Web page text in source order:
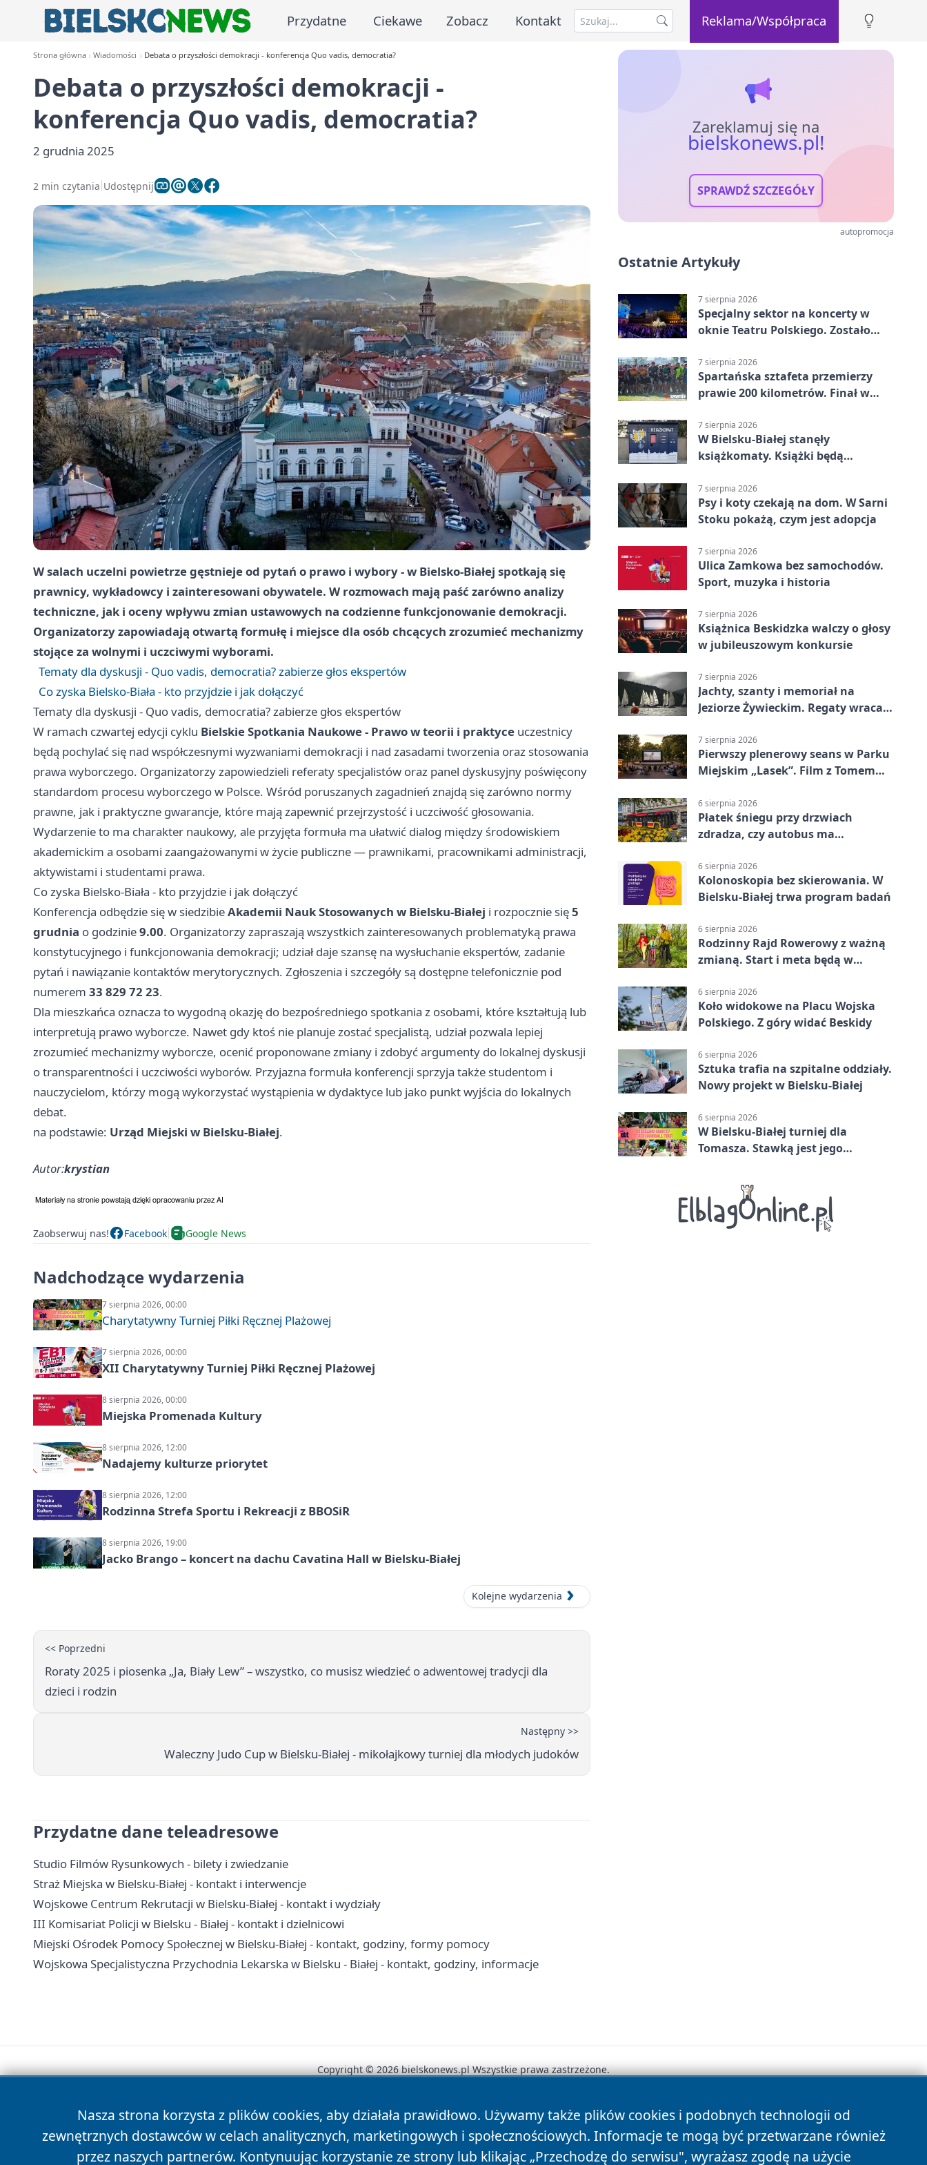
Przydatne Ciekawe Zobacz Kontakt Reklama/Współpraca
Strona główna Wiadomości Debata o przyszłości demokracji - konferencja Quo vadis, democratia?
Debata o przyszłości demokracji -
konferencja Quo vadis, democratia?
2 grudnia 2025
2 min czytania Udostępnij
W salach uczelni powietrze gęstnieje od pytań o prawo i wybory - w Bielsko‑Białej spotkają się
prawnicy, wykładowcy i zainteresowani obywatele. W rozmowach mają paść zarówno analizy
techniczne, jak i oceny wpływu zmian ustawowych na codzienne funkcjonowanie demokracji.
Organizatorzy zapowiadają otwartą formułę i miejsce dla osób chcących zrozumieć mechanizmy
stojące za wolnymi i uczciwymi wyborami.
Tematy dla dyskusji - Quo vadis, democratia? zabierze głos ekspertów
Co zyska Bielsko-Biała - kto przyjdzie i jak dołączyć
Tematy dla dyskusji - Quo vadis, democratia? zabierze głos ekspertów
W ramach czwartej edycji cyklu Bielskie Spotkania Naukowe - Prawo w teorii i praktyce uczestnicy
będą pochylać się nad współczesnymi wyzwaniami demokracji i nad zasadami tworzenia oraz stosowania
prawa wyborczego. Organizatorzy zapowiedzieli referaty specjalistów oraz panel dyskusyjny poświęcony
standardom procesu wyborczego w Polsce. Wśród poruszanych zagadnień znajdą się zarówno normy
prawne, jak i praktyczne gwarancje, które mają zapewnić przejrzystość i uczciwość głosowania.
Wydarzenie to ma charakter naukowy, ale przyjęta formuła ma ułatwić dialog między środowiskiem
akademickim a osobami zaangażowanymi w życie publiczne — prawnikami, pracownikami administracji,
aktywistami i studentami prawa.
Co zyska Bielsko-Biała - kto przyjdzie i jak dołączyć
Konferencja odbędzie się w siedzibieAkademii Nauk Stosowanych w Bielsku‑Białej i rozpocznie się5
grudnia o godzinie9.00. Organizatorzy zapraszają wszystkich zainteresowanych problematyką prawa
konstytucyjnego i funkcjonowania demokracji; udział daje szansę na wysłuchanie ekspertów, zadanie
pytań i nawiązanie kontaktów merytorycznych. Zgłoszenia i szczegóły są dostępne telefonicznie pod
numerem 33 829 72 23.
Dla mieszkańca oznacza to wygodną okazję do bezpośredniego spotkania z osobami, które kształtują lub
interpretują prawo wyborcze. Nawet gdy ktoś nie planuje zostać specjalistą, udział pozwala lepiej
zrozumieć mechanizmy wyborcze, ocenić proponowane zmiany i zdobyć argumenty do lokalnej dyskusji
o transparentności i uczciwości wyborów. Przyjazna formuła konferencji sprzyja także studentom i
nauczycielom, którzy mogą wykorzystać wystąpienia w dydaktyce lub jako punkt wyjścia do lokalnych
debat.
na podstawie: Urząd Miejski w Bielsku-Białej.
Autor:krystian
Zaobserwuj nas! Facebook Google News
Nadchodzące wydarzenia
7 sierpnia 2026, 00:00
Charytatywny Turniej Piłki Ręcznej Plażowej
7 sierpnia 2026, 00:00
XII Charytatywny Turniej Piłki Ręcznej Plażowej
8 sierpnia 2026, 00:00
Miejska Promenada Kultury
8 sierpnia 2026, 12:00
Nadajemy kulturze priorytet
8 sierpnia 2026, 12:00
Rodzinna Strefa Sportu i Rekreacji z BBOSiR
8 sierpnia 2026, 19:00
Jacko Brango – koncert na dachu Cavatina Hall w Bielsku-Białej
Kolejne wydarzenia
<< Poprzedni
Roraty 2025 i piosenka „Ja, Biały Lew” – wszystko, co musisz wiedzieć o adwentowej tradycji dla
dzieci i rodzin
Następny >>
Waleczny Judo Cup w Bielsku-Białej - mikołajkowy turniej dla młodych judoków
Przydatne dane teleadresowe
Studio Filmów Rysunkowych - bilety i zwiedzanie
Straż Miejska w Bielsku-Białej - kontakt i interwencje
Wojskowe Centrum Rekrutacji w Bielsku-Białej - kontakt i wydziały
III Komisariat Policji w Bielsku - Białej - kontakt i dzielnicowi
Miejski Ośrodek Pomocy Społecznej w Bielsku-Białej - kontakt, godziny, formy pomocy
Wojskowa Specjalistyczna Przychodnia Lekarska w Bielsku - Białej - kontakt, godziny, informacje
Zareklamuj się na
bielskonews.pl!
SPRAWDŹ SZCZEGÓŁY
autopromocja
Ostatnie Artykuły
7 sierpnia 2026
Specjalny sektor na koncerty w
oknie Teatru Polskiego. Zostało
7 sierpnia 2026
Spartańska sztafeta przemierzy
prawie 200 kilometrów. Finał w
7 sierpnia 2026
W Bielsku-Białej stanęły
książkomaty. Książki będą
7 sierpnia 2026
Psy i koty czekają na dom. W Sarni
Stoku pokażą, czym jest adopcja
7 sierpnia 2026
Ulica Zamkowa bez samochodów.
Sport, muzyka i historia
7 sierpnia 2026
Książnica Beskidzka walczy o głosy
w jubileuszowym konkursie
7 sierpnia 2026
Jachty, szanty i memoriał na
Jeziorze Żywieckim. Regaty wracają
7 sierpnia 2026
Pierwszy plenerowy seans w Parku
Miejskim „Lasek”. Film z Tomem
6 sierpnia 2026
Płatek śniegu przy drzwiach
zdradza, czy autobus ma
6 sierpnia 2026
Kolonoskopia bez skierowania. W
Bielsku-Białej trwa program badań
6 sierpnia 2026
Rodzinny Rajd Rowerowy z ważną
zmianą. Start i meta będą w
6 sierpnia 2026
Koło widokowe na Placu Wojska
Polskiego. Z góry widać Beskidy
6 sierpnia 2026
Sztuka trafia na szpitalne oddziały.
Nowy projekt w Bielsku-Białej
6 sierpnia 2026
W Bielsku-Białej turniej dla
Tomasza. Stawką jest jego
Nasza strona korzysta z plików cookies, aby działała prawidłowo. Używamy także plików cookies i podobnych technologii od
zewnętrznych dostawców w celach analitycznych, marketingowych i społecznościowych. Informacje te mogą być przetwarzane również
przez naszych partnerów. Kontynuując korzystanie ze strony lub klikając „Przechodzę do serwisu", wyrażasz zgodę na użycie
Copyright © 2026 bielskonews.pl Wszystkie prawa zastrzeżone.
News Autorzy Polityka Prywatności Polityka Cookies